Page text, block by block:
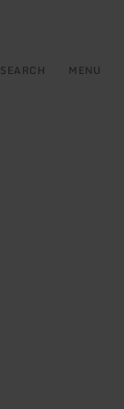
SEARCH MENU